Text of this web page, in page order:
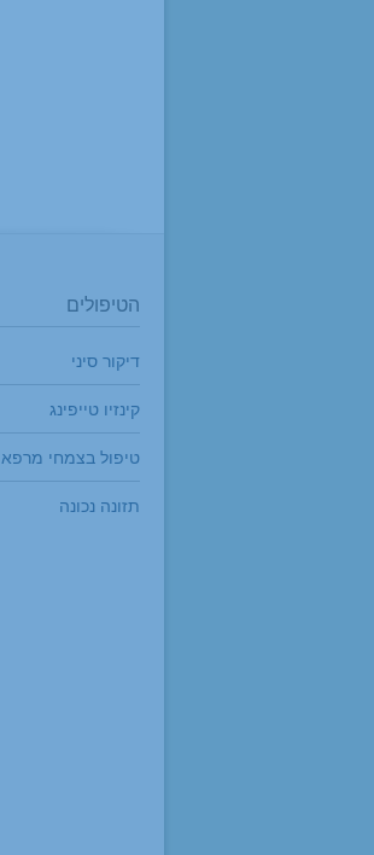
הטיפולים
דיקור סיני
קינזיו טייפינג
טיפול בצמחי מרפא
תזונה נכונה